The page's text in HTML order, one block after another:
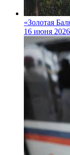
«Золотая
16 июня 2026